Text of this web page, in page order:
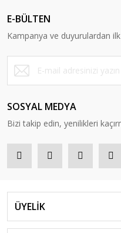
E-BÜLTEN
Kampanya ve duyurulardan
SOSYAL MEDYA
Bizi takip edin, yenilikleri
ÜYELİK